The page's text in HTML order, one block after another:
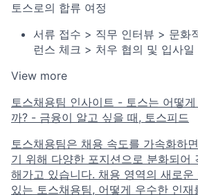
토스로의 합류 여정
서류 접수 > 직무 인터뷰 > 문화
런스 체크 > 처우 협의 및 입사
View more
토스채용팀 인사이트 - 토스는 어떻
까? - 금융이 알고 싶을 때, 토스피드
토스채용팀은 채용 속도를 가속화하
기 위해 다양한 포지션으로 분화되어
해가고 있습니다. 채용 영역의 새로운
있는 토스채용팀, 어떻게 우수한 인